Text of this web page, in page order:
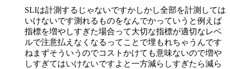
SLIは計測するじゃないですかしかし全部を計測しては
いけないです測れるものをなんでかっていうと例えば
指標を増やしすぎた場合って大切な指標が適切なレベ
ルで注意払えなくなるってことで埋もれちゃうんです
ねまずそういうのでコストかけても意味ないので増や
しすぎてはいけないですよと一方減らしすぎたら減ら